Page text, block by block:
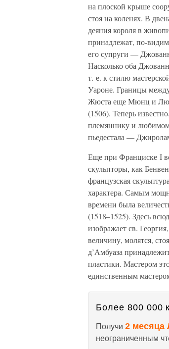
на плоской крыше
стоя на коленях. В
деяния короля в
принадлежат, по-
его супруги —
Насколько оба
т. е. к стилю
Уароне. Границы
Жюста еще Мюнц и
(1506). Теперь
племяннику и
пьедестала —
Еще при Франциске I
скульпторы, как
французская
характера. Самым
времени была
(1518–1525). Здесь
изображает св.
величину, молятся,
д’Амбуаза
пластики. Мастером
единственным
Более 800 000
Получи 2 месяца
неограниченным